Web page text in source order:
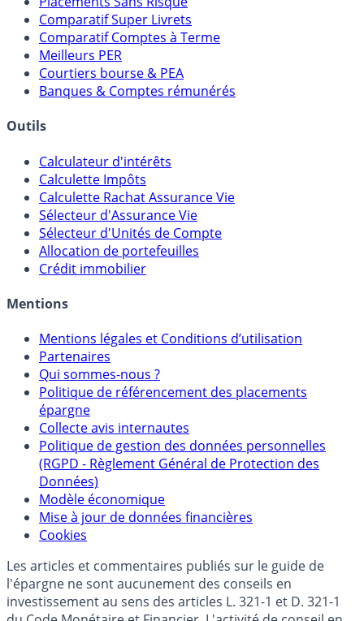
Comparatif Super Livrets
Comparatif Comptes à Terme
Meilleurs PER
Courtiers bourse & PEA
Banques & Comptes rémunérés
Outils
Calculateur d'intérêts
Calculette Impôts
Calculette Rachat Assurance Vie
Sélecteur d'Assurance Vie
Sélecteur d'Unités de Compte
Allocation de portefeuilles
Crédit immobilier
Mentions
Mentions légales et Conditions d’utilisation
Partenaires
Qui sommes-nous ?
Politique de référencement des placements
épargne
Collecte avis internautes
Politique de gestion des données personnelles
(RGPD - Règlement Général de Protection des
Données)
Modèle économique
Mise à jour de données financières
Cookies
Les articles et commentaires publiés sur le guide de
l'épargne ne sont aucunement des conseils en
investissement au sens des articles L. 321-1 et D. 321-1